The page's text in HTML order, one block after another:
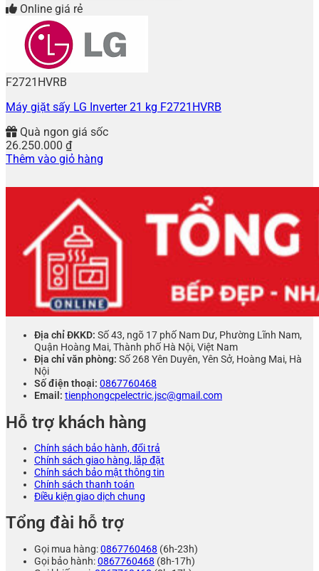
Online giá rẻ
F2721HVRB
Máy giặt sấy LG Inverter 21 kg F2721HVRB
Quà ngon giá sốc
26.250.000 ₫
Thêm vào giỏ hàng
Địa chỉ ĐKKD: Số 43, ngõ 17 phố Nam Dư, Phường Lĩnh Nam,
Quận Hoàng Mai, Thành phố Hà Nội, Việt Nam
Địa chỉ văn phòng: Số 268 Yên Duyên, Yên Sở, Hoàng Mai, Hà
Nội
Số điện thoại: 0867760468
Email: tienphongcpelectric.jsc@gmail.com
Hỗ trợ khách hàng
Chính sách bảo hành, đổi trả
Chính sách giao hàng, lắp đặt
Chính sách bảo mật thông tin
Chính sách thanh toán
Điều kiện giao dịch chung
Tổng đài hỗ trợ
Gọi mua hàng:0867760468 (6h-23h)
Gọi bảo hành:0867760468 (8h-17h)